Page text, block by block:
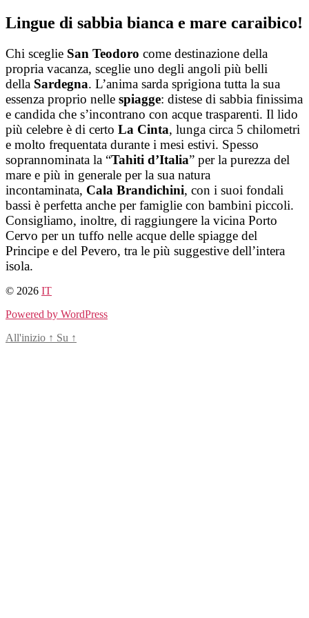
Salta
al
Lingue di sabbia bianca e mare caraibico!
Chi sceglie San Teodoro come destinazione della
propria vacanza, sceglie uno degli angoli più belli
della Sardegna. L’anima sarda sprigiona tutta la sua
essenza proprio nelle spiagge: distese di sabbia finissima
e candida che s’incontrano con acque trasparenti. Il lido
più celebre è di certo La Cinta, lunga circa 5 chilometri
e molto frequentata durante i mesi estivi. Spesso
soprannominata la “Tahiti d’Italia” per la purezza del
mare e più in generale per la sua natura
incontaminata, Cala Brandichini, con i suoi fondali
bassi è perfetta anche per famiglie con bambini piccoli.
Consigliamo, inoltre, di raggiungere la vicina Porto
Cervo per un tuffo nelle acque delle spiagge del
Principe e del Pevero, tra le più suggestive dell’intera
isola.
© 2026 IT
Powered by WordPress
All'inizio ↑ Su ↑